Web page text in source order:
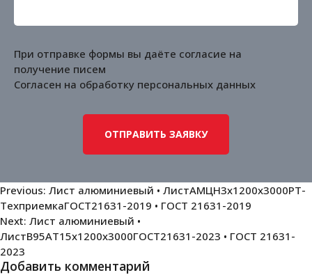
При отправке формы вы даёте согласие на
получение писем
Согласен на обработку персональных данных
Навигация
по
записям
Previous: Лист алюминиевый • ЛистАМЦН3х1200х3000РТ-
ТехприемкаГОСТ21631-2019 • ГОСТ 21631-2019
Next: Лист алюминиевый •
ЛистВ95АТ15х1200х3000ГОСТ21631-2023 • ГОСТ 21631-
2023
Добавить комментарий